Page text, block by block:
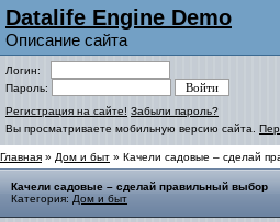
Datalife Engine Demo
Описание сайта
Логин:
Пароль:
Регистрация на сайте! Забыли пароль?
Вы просматриваете мобильную версию сайта.
Главная » Дом и быт » Качели садовые – сделай
Качели садовые – сделай правильный выбор
Категория: Дом и быт